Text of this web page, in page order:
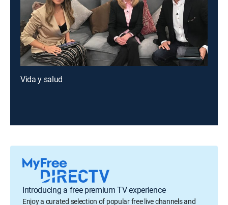
Vida y salud
Introducing a free premium TV experience
Enjoy a curated selection of popular free live channels and